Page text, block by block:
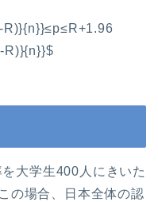
R)}{n}}$
大学生400人にきいた
の場合、日本全体の認